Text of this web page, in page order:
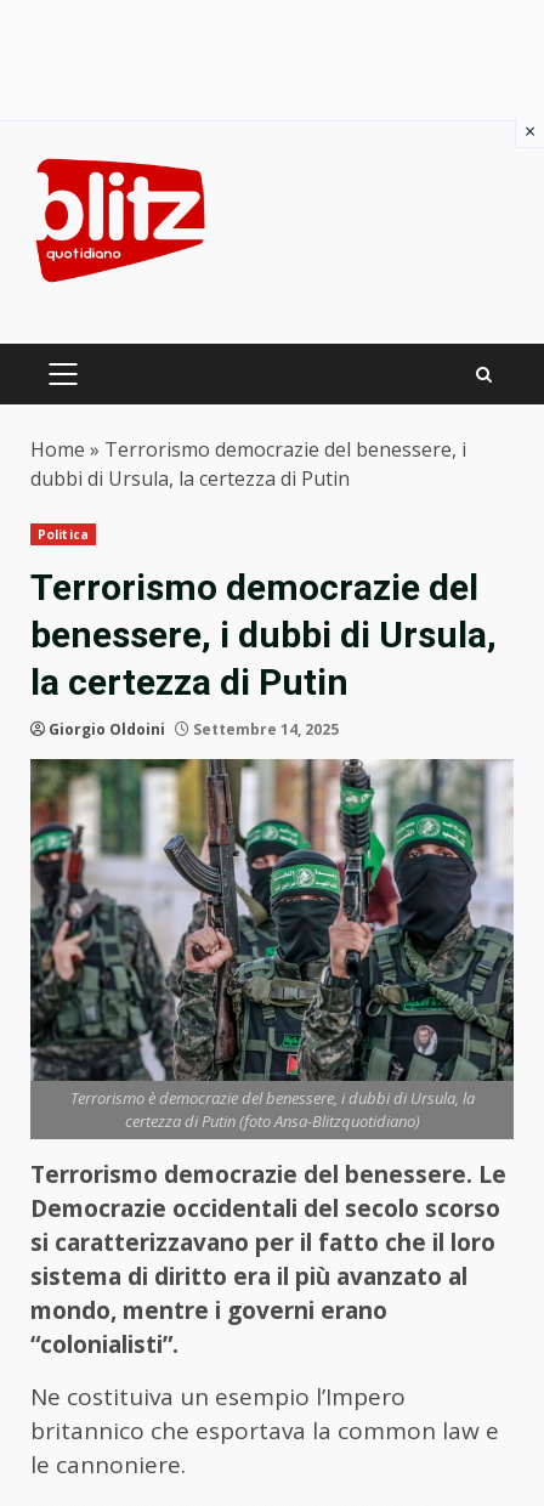
content
PRIMARY
Home » Terrorismo democrazie del benessere, i
dubbi di Ursula, la certezza di Putin
Politica
Terrorismo democrazie del
benessere, i dubbi di Ursula,
la certezza di Putin
Giorgio Oldoini Settembre 14, 2025
Terrorismo è democrazie del benessere, i dubbi di Ursula, la
certezza di Putin (foto Ansa-Blitzquotidiano)
Terrorismo democrazie del benessere. Le
Democrazie occidentali del secolo scorso
si caratterizzavano per il fatto che il loro
sistema di diritto era il più avanzato al
mondo, mentre i governi erano
“colonialisti”.
Ne costituiva un esempio l’Impero
britannico che esportava la common law e
le cannoniere.
×